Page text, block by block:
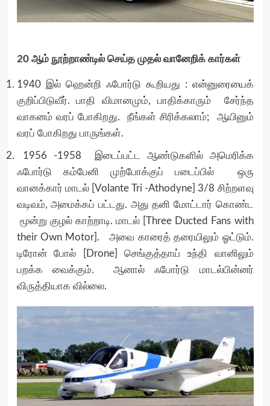
20 ஆம் நூற்றாண்டில் செய்த முதல் வானேறிக் கார்கள்
1940 இல் ஹென்றி ஃபோர்டு கூறியது : என்னுரையைக்
குறிப்பிடுவீர். பாதி விமானமும், பாதிக்காரும் சேர்ந்த
வாகனம் வரப் போகிறது. நீங்கள் சிரிக்கலாம்; ஆயினும்
வரப் போகிறது பாருங்கள்.
1956 -1958 இடைப்பட்ட ஆண்டுகளில் அமெரிக்க
ஃபோர்டு கம்பேனி முற்போக்குப் படைப்பில் ஒரு
வானக்கார் மாடல் [Volante Tri -Athodyne] 3/8 சிற்றளவு
வடிவம், அமைக்கப் பட்டது. அது தனி மோட்டார் கொண்ட
மூன்று குழல் காற்றாடி. மாடல் [Three Ducted Fans with
their Own Motor]. அவை காரைத் தரையிலும் ஓட்டும்.
டிரோன் போல் [Drone] செங்குத்தாய் உந்தி வானிலும்
பறக்க வைக்கும். ஆனால் ஃபோர்டு மாடல்பின்னர்
விருத்தியாக வில்லை.